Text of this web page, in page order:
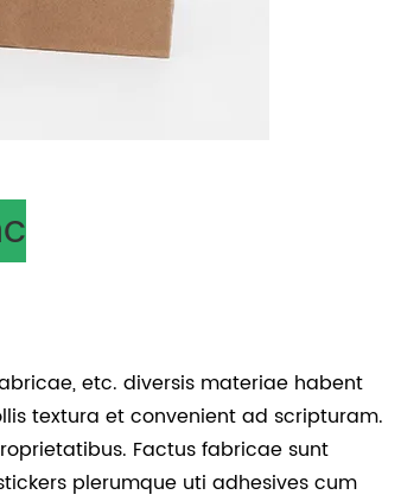
etc. diversis materiae habent
textura et convenient ad scripturam.
Factus fabricae sunt
plerumque uti adhesives cum